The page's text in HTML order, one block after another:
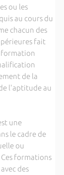
ou les
au cours du
chacun des
fait
formation
de la
l'aptitude au
une
le cadre de
ou
formations
des